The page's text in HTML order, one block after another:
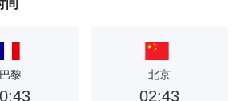
间
巴黎 北京
02:43